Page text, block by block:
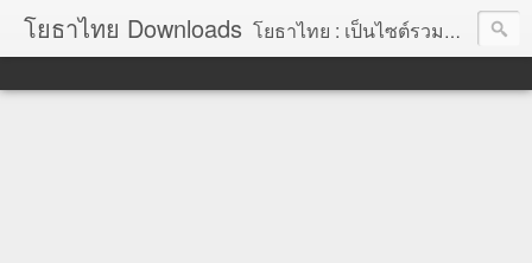
โยธาไทย Downloads โยธาไทย : เป็นไซต์รวมข้อมูลความรู้ สำหรับช่างโยธา นายช่างโยธา วิศวกรโยธา ตลอดจนความรู้สำหรับผู้ที่ปฏิบัติงานในองค์กรปกครองส่วนท้องถิ่น จัดทำโดย นายอภิสิทธิ์ มากสุวรรณ โยธา, โยธาไทย,ช่างโยธา, นายช่างโยธา,วิศวกร, วิศวกรรม, ราคากลาง,หลักเกณฑ์การคำนวณราคากลาง, ราคาวัสดุก่อสร้าง, ราคาพาณิชย์จังหวัด, ค่าขนส่ง, ค่าเสื่อม, ค่าอำนวยการ, ถอดแบบ, ไม้แบบ, วัสดุก่อสร้าง, ค่าแรง, ค่าแรงงาน, ค่าแรงงานคน, ไม้แบบ, การถอดวัสดุ